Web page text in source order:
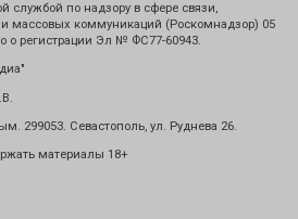
службой по надзору в сфере связи,
массовых коммуникаций (Роскомнадзор) 05
о регистрации Эл № ФС77-60943.
299053. Севастополь, ул. Руднева 26.
материалы 18+